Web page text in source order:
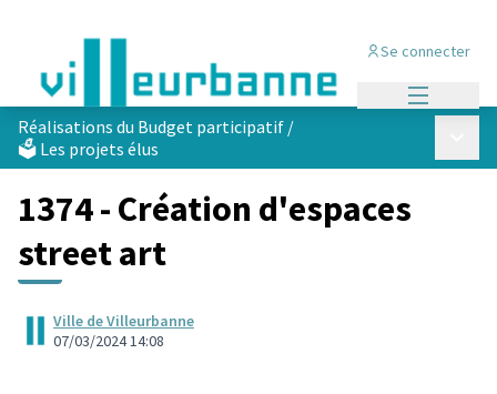
Se connecter
Réalisations du Budget participatif /
🗳️ Les projets élus
1374 - Création d'espaces
street art
Ville de Villeurbanne
07/03/2024 14:08